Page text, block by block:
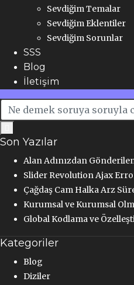
Sevdiğim Temalar
Sevdiğim Eklentiler
Sevdiğim Sorunlar
SSS
Blog
İletişim
Son Yazılar
Alan Adınızdan
Slider Revolution Ajax
Çağdaş Cam Halka Arz
Kurumsal ve Kurumsal
Global Kodlama ve
Kategoriler
Blog
Diziler